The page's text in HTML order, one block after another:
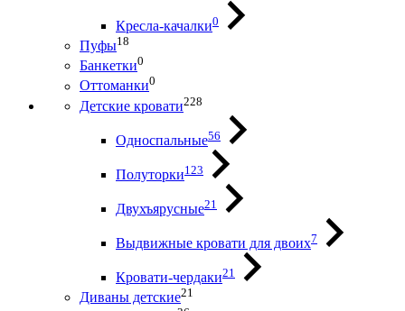
Кресла-качалки0
Пуфы18
Банкетки0
Оттоманки0
Детские кровати228
Односпальные56
Полуторки123
Двухъярусные21
Выдвижные кровати для двоих7
Кровати-чердаки21
Диваны детские21